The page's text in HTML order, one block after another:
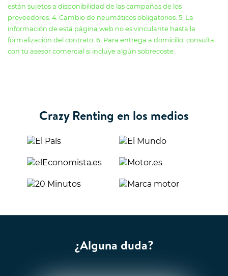
están sujetos a disponibilidad de las campañas de los
proveedores. 4. Cambio de neumáticos obligatorios. 5. La
información de está página web no es vinculante hasta la
formalización del contrato. 6. Para entrega a domicilio, consulta
con tu asesor comercial si incluye algún sobrecoste.
Crazy Renting en los medios
¿Alguna duda?